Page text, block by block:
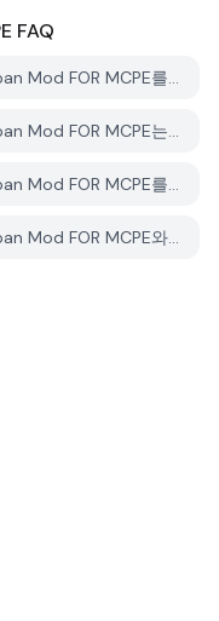
FAQ
PGYER APK HUB에서 Garden of Banban Mod FOR MCPE를 다운로드하는 방법은 무엇인가요?
PGYER APK HUB에서 Garden of Banban Mod FOR MCPE는 무료로 다운로드할 수 있나요?
PGYER APK HUB에서 Garden of Banban Mod FOR MCPE를 다운로드하려면 계정이 필요한가요?
PGYER APK HUB에서 Garden of Banban Mod FOR MCPE와 관련된 문제를 신고하는 방법은 무엇인가요?